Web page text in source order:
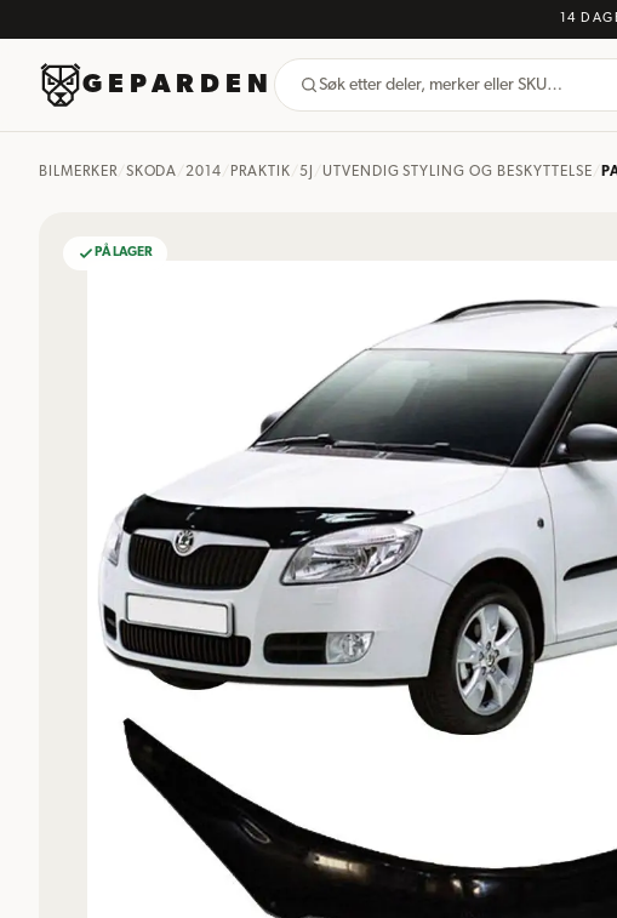
14
GEPARDEN Søk etter deler, merker eller SKU…
BILMERKER/ SKODA /2014 PRAKTIK 5J UTVENDIG STYLING OG BESKYTTELSE
PÅ LAGER